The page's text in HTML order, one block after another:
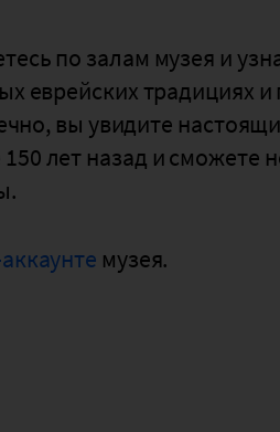
по залам музея и
еврейских традициях и
вы увидите
лет назад и сможете
музея.